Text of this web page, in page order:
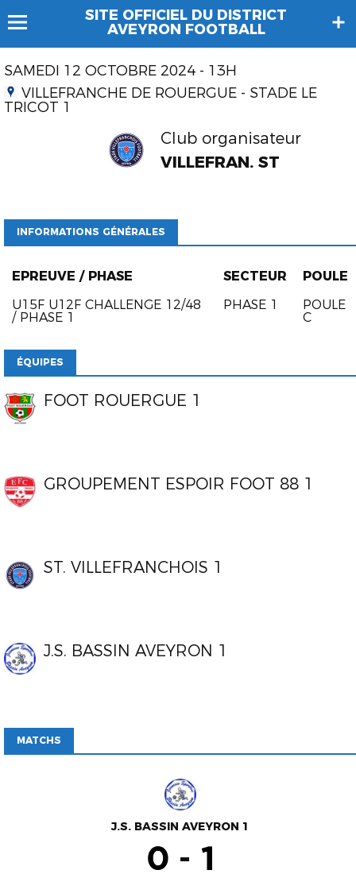
SITE OFFICIEL DU DISTRICT
AVEYRON FOOTBALL
SAMEDI 12 OCTOBRE 2024 - 13H
VILLEFRANCHE DE ROUERGUE - STADE LE
TRICOT 1
Club organisateur
VILLEFRAN. ST
INFORMATIONS GÉNÉRALES
EPREUVE / PHASE SECTEUR
POULE
U15F U12F CHALLENGE 12/48
/ PHASE 1
PHASE 1
POULE
C
ÉQUIPES
FOOT ROUERGUE 1
GROUPEMENT ESPOIR FOOT 88 1
ST. VILLEFRANCHOIS 1
J.S. BASSIN AVEYRON 1
MATCHS
J.S. BASSIN AVEYRON 1
-